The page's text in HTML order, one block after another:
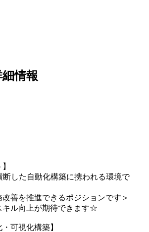
情報
断した自動化構築に携われる環境で
改善を推進できるポジションです＞
キル向上が期待できます☆
可視化構築】